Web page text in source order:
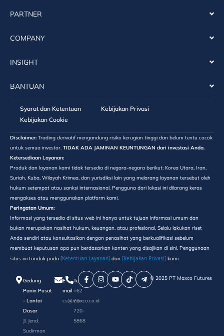
PARTNER
COMPANY
INSIGHT
BANTUAN
Syarat dan Ketentuan
Kebijakan Privasi
Kebijakan Cookie
Disclaimer: Trading derivatif mengandung risiko kerugian tinggi dan belum tentu cocok
untuk semua investor. TIDAK ADA JAMINAN KEUNTUNGAN dari investasi Anda.
Ketersediaan Layanan:
Produk dan layanan kami tidak tersedia di negara-negara berikut: Korea Utara, Iran,
Suriah, Kuba, Wilayah Krimea, dan yurisdiksi lain yang melarang layanan tersebut oleh
hukum setempat atau sanksi internasional. Pengguna dari lokasi ini dilarang keras
mengakses atau menggunakan platform kami.
Peringatan Umum:
Informasi yang tersedia di situs web ini hanya untuk tujuan informasi umum dan
bukan merupakan nasihat hukum, keuangan, atau profesional. Selalu lakukan riset
Anda sendiri atau konsultasikan dengan penasihat yang berkualifikasi sebelum
membuat keputusan apa pun berdasarkan konten yang disajikan di sini. Penggunaan
situs ini tunduk pada [Ketentuan Layanan] dan [Kebijakan Privasi] kami.
Gedung
Panin Pusat
- Lantai
Dasar
Jl. Jend.
Sudirman
E-
mail
cs@maxco.co.id
Telepon
+62
21
720-
5868
©️ 2025 PT Maxco Futures